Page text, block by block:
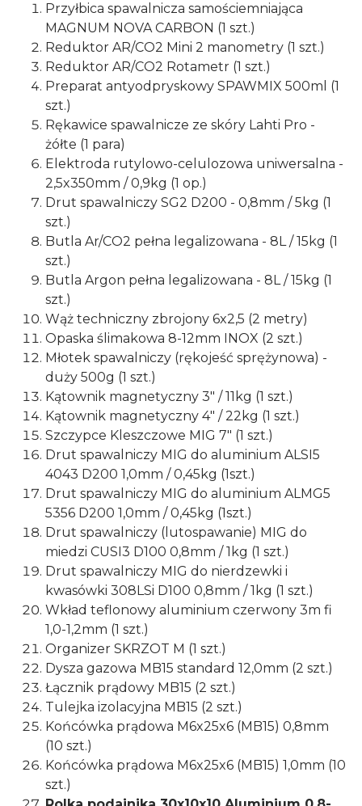
Przyłbica spawalnicza samościemniająca
MAGNUM NOVA CARBON (1 szt.)
Reduktor AR/CO2 Mini 2 manometry (1 szt.)
Reduktor AR/CO2 Rotametr (1 szt.)
Preparat antyodpryskowy SPAWMIX 500ml (1
szt.)
Rękawice spawalnicze ze skóry Lahti Pro -
żółte (1 para)
Elektroda rutylowo-celulozowa uniwersalna -
2,5x350mm / 0,9kg (1 op.)
Drut spawalniczy SG2 D200 - 0,8mm / 5kg (1
szt.)
Butla Ar/CO2 pełna legalizowana - 8L / 15kg (1
szt.)
Butla Argon pełna legalizowana - 8L / 15kg (1
szt.)
Wąż techniczny zbrojony 6x2,5 (2 metry)
Opaska ślimakowa 8-12mm INOX (2 szt.)
Młotek spawalniczy (rękojeść sprężynowa) -
duży 500g (1 szt.)
Kątownik magnetyczny 3" / 11kg (1 szt.)
Kątownik magnetyczny 4" / 22kg (1 szt.)
Szczypce Kleszczowe MIG 7" (1 szt.)
Drut spawalniczy MIG do aluminium ALSI5
4043 D200 1,0mm / 0,45kg (1szt.)
Drut spawalniczy MIG do aluminium ALMG5
5356 D200 1,0mm / 0,45kg (1szt.)
Drut spawalniczy (lutospawanie) MIG do
miedzi CUSI3 D100 0,8mm / 1kg (1 szt.)
Drut spawalniczy MIG do nierdzewki i
kwasówki 308LSi D100 0,8mm / 1kg (1 szt.)
Wkład teflonowy aluminium czerwony 3m fi
1,0-1,2mm (1 szt.)
Organizer SKRZOT M (1 szt.)
Dysza gazowa MB15 standard 12,0mm (2 szt.)
Łącznik prądowy MB15 (2 szt.)
Tulejka izolacyjna MB15 (2 szt.)
Końcówka prądowa M6x25x6 (MB15) 0,8mm
(10 szt.)
Końcówka prądowa M6x25x6 (MB15) 1,0mm (10
szt.)